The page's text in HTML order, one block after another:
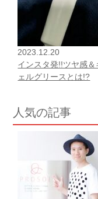
2023.12.20
インスタ発!!ツヤ感
ェルグリースとは!?
人気の記事